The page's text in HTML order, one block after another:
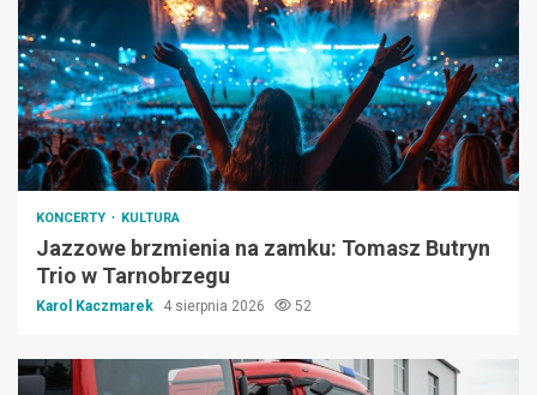
KONCERTY KULTURA
Jazzowe brzmienia na zamku: Tomasz Butryn
Trio w Tarnobrzegu
Karol Kaczmarek 4 sierpnia 2026 52